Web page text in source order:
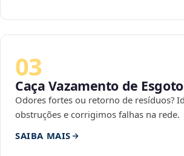
03
Caça Vazamento de Esgoto
Odores fortes ou retorno de resíduos?
obstruções e corrigimos falhas na rede.
SAIBA MAIS